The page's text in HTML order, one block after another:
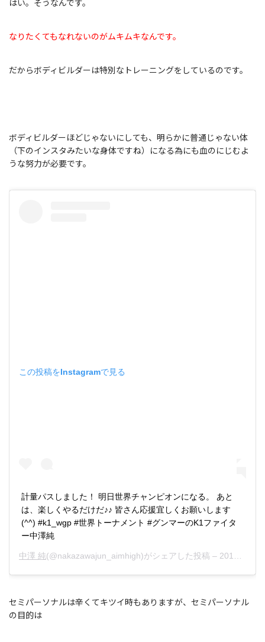
はい。そうなんです。
なりたくてもなれないのがムキムキなんです。
だからボディビルダーは特別なトレーニングをしているのです。
ボディビルダーほどじゃないにしても、明らかに普通じゃない体
（下のインスタみたいな身体ですね）になる為にも血のにじむよ
うな努力が必要です。
この投稿をInstagramで見る
計量パスしました！ 明日世界チャンピオンになる。 あと
は、楽しくやるだけだ♪♪ 皆さん応援宜しくお願いします
(^^) #k1_wgp #世界トーナメント #グンマーのK1ファイタ
ー中澤純
中澤 純(@nakazawajun_aimhigh)がシェアした投稿 – 2018年11月月1日午後11時42分PDT
セミパーソナルは辛くてキツイ時もありますが、セミパーソナル
の目的は